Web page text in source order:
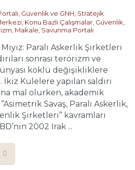
, Güvenlik ve GNH, Stratejik
, Konu Bazlı Çalışmalar, Güvenlik,
, Makale, Savunma Portalı
Paralı Askerlik Şirketleri
sonrası terörizm ve
köklü değişikliklere
Kulelere yapılan saldırı
mal olurken, akademik
Savaş, Paralı Askerlik,
Şirketleri’’ kavramları
2002 Irak ...